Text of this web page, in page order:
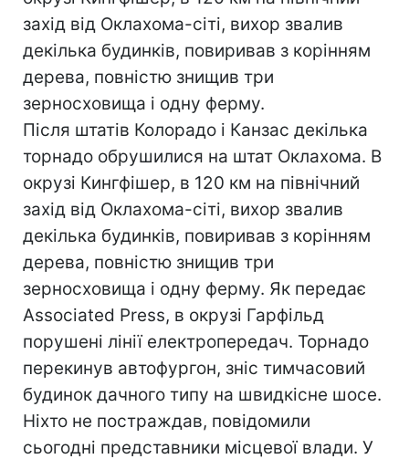
захід від Оклахома-сіті, вихор звалив
декілька будинків, повиривав з корінням
дерева, повністю знищив три
зерносховища і одну ферму.
Після штатів Колорадо і Канзас декілька
торнадо обрушилися на штат Оклахома. В
окрузі Кингфішер, в 120 км на північний
захід від Оклахома-сіті, вихор звалив
декілька будинків, повиривав з корінням
дерева, повністю знищив три
зерносховища і одну ферму. Як передає
Associated Press, в окрузі Гарфільд
порушені лінії електропередач. Торнадо
перекинув автофургон, зніс тимчасовий
будинок дачного типу на швидкісне шосе.
Ніхто не постраждав, повідомили
сьогодні представники місцевої влади. У